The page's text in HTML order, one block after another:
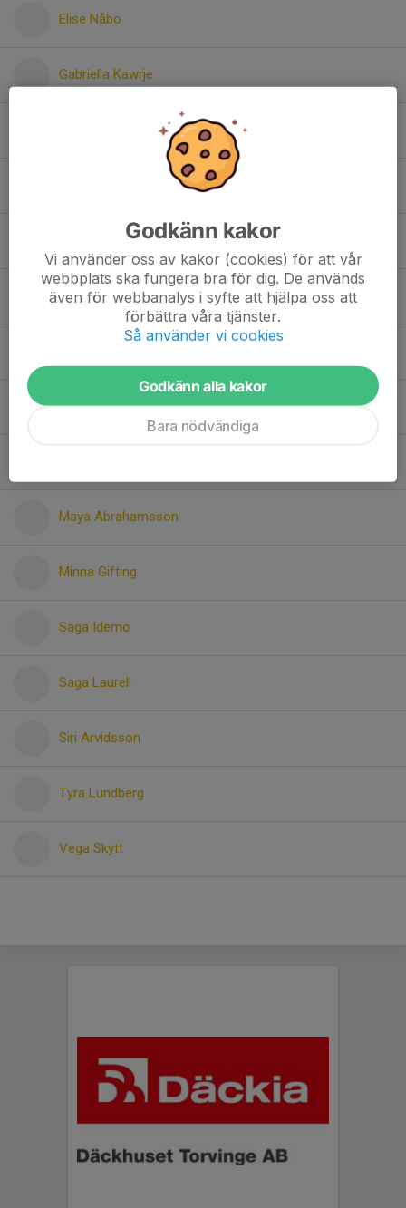
Elise Nåbo
Gabriella Kawrje
Izabella Gudamanis
Leia Karlsson
Linnea Forsling
Lova Josefsson
Maya Abrahamsson
Minna Gifting
Saga Idemo
Saga Laurell
Siri Arvidsson
Tyra Lundberg
Vega Skytt
Godkänn kakor
Vi använder oss av kakor (cookies) för att vår
webbplats ska fungera bra för dig. De används
även för webbanalys i syfte att hjälpa oss att
förbättra våra tjänster.
Så använder vi cookies
Godkänn alla kakor
Bara nödvändiga